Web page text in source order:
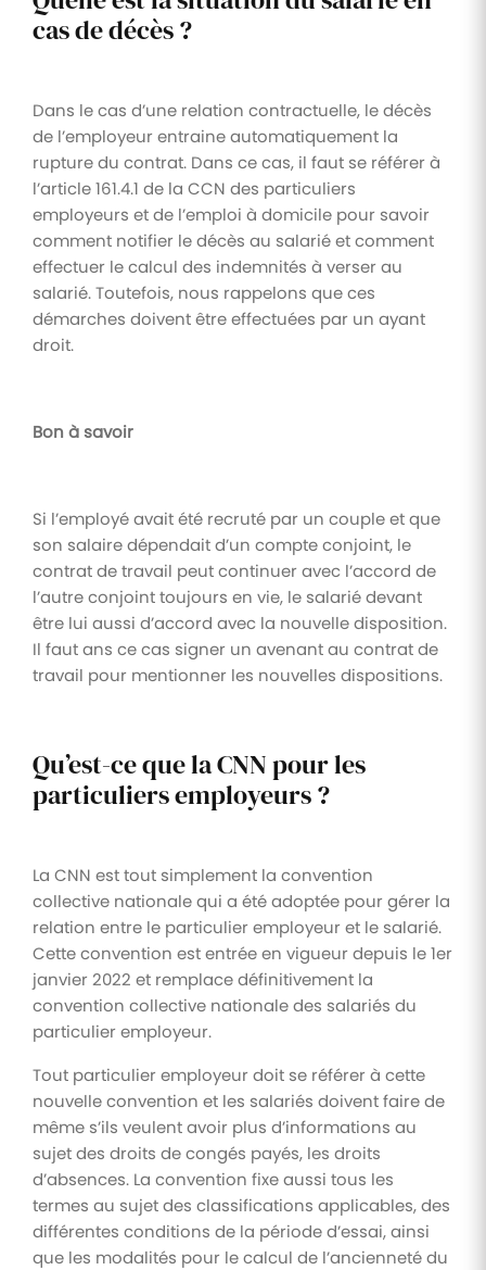
cas de décès ?
Dans le cas d’une relation contractuelle, le décès
de l’employeur entraine automatiquement la
rupture du contrat. Dans ce cas, il faut se référer à
l’article 161.4.1 de la CCN des particuliers
employeurs et de l’emploi à domicile pour savoir
comment notifier le décès au salarié et comment
effectuer le calcul des indemnités à verser au
salarié. Toutefois, nous rappelons que ces
démarches doivent être effectuées par un ayant
droit.
Bon à savoir
Si l’employé avait été recruté par un couple et que
son salaire dépendait d’un compte conjoint, le
contrat de travail peut continuer avec l’accord de
l’autre conjoint toujours en vie, le salarié devant
être lui aussi d’accord avec la nouvelle disposition.
Il faut ans ce cas signer un avenant au contrat de
travail pour mentionner les nouvelles dispositions.
Qu’est-ce que la CNN pour les
particuliers employeurs ?
La CNN est tout simplement la convention
collective nationale qui a été adoptée pour gérer la
relation entre le particulier employeur et le salarié.
Cette convention est entrée en vigueur depuis le 1er
janvier 2022 et remplace définitivement la
convention collective nationale des salariés du
particulier employeur.
Tout particulier employeur doit se référer à cette
nouvelle convention et les salariés doivent faire de
même s’ils veulent avoir plus d’informations au
sujet des droits de congés payés, les droits
d’absences. La convention fixe aussi tous les
termes au sujet des classifications applicables, des
différentes conditions de la période d’essai, ainsi
que les modalités pour le calcul de l’ancienneté du